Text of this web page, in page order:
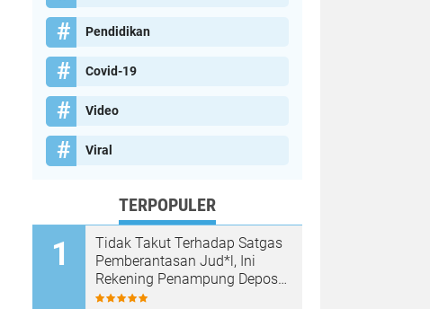
Pendidikan
Covid-19
Video
Viral
TERPOPULER
Tidak Takut Terhadap Satgas
Pemberantasan Jud*l, Ini
Rekening Penampung Deposit
di Situs MENARA4D